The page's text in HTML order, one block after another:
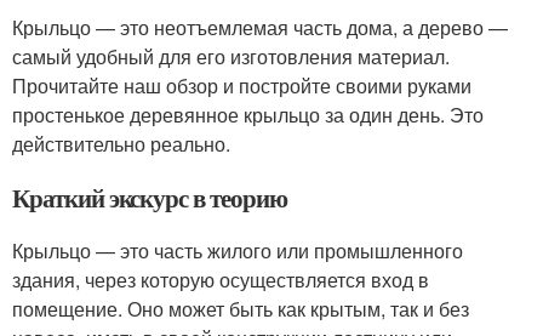
Крыльцо — это неотъемлемая часть дома, а дерево —
самый удобный для его изготовления материал.
Прочитайте наш обзор и постройте своими руками
простенькое деревянное крыльцо за один день. Это
действительно реально.
Краткий экскурс в теорию
Крыльцо — это часть жилого или промышленного
здания, через которую осуществляется вход в
помещение. Оно может быть как крытым, так и без